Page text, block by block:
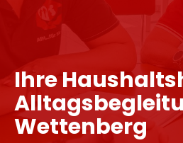
Ihre
Wettenberg